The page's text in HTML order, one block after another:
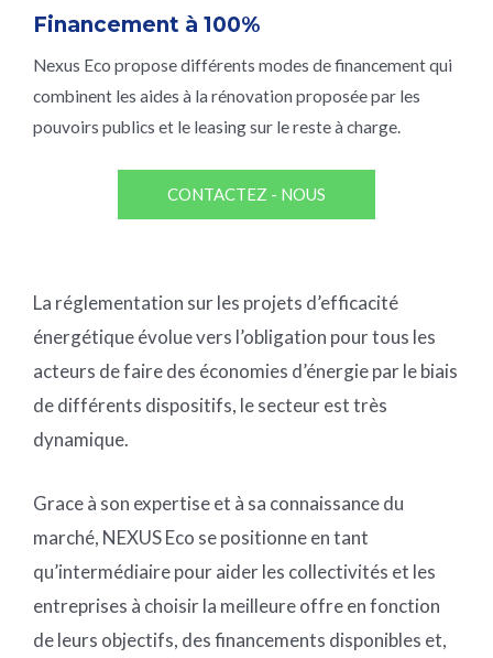
Financement à 100%
Nexus Eco propose différents modes de financement qui
combinent les aides à la rénovation proposée par les
pouvoirs publics et le leasing sur le reste à charge.
CONTACTEZ - NOUS
La réglementation sur les projets d’efficacité
énergétique évolue vers l’obligation pour tous les
acteurs de faire des économies d’énergie par le biais
de différents dispositifs, le secteur est très
dynamique.
Grace à son expertise et à sa connaissance du
marché, NEXUS Eco se positionne en tant
qu’intermédiaire pour aider les collectivités et les
entreprises à choisir la meilleure offre en fonction
de leurs objectifs, des financements disponibles et,